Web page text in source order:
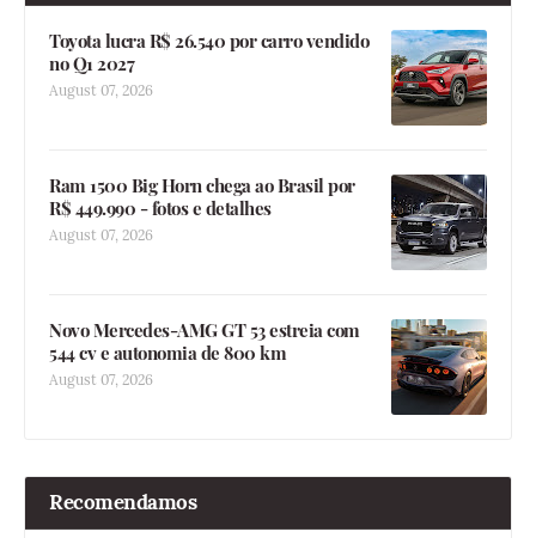
Toyota lucra R$ 26.540 por carro vendido
no Q1 2027
August 07, 2026
Ram 1500 Big Horn chega ao Brasil por
R$ 449.990 - fotos e detalhes
August 07, 2026
Novo Mercedes-AMG GT 53 estreia com
544 cv e autonomia de 800 km
August 07, 2026
Recomendamos